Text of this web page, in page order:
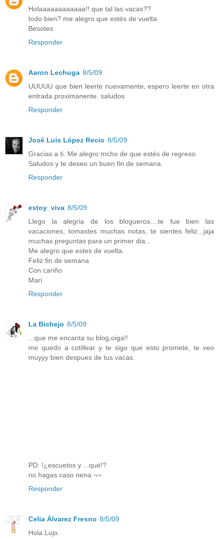
Holaaaaaaaaaaaa!! que tal las vacas??
todo bien? me alegro que estés de vuelta.
Besotes
Responder
Aaron Lechuga 8/5/09
UUUUU que bien leerte nuevamente, espero leerte en otra
entrada proximanente. saludos
Responder
José Luis López Recio 8/5/09
Gracias a ti. Me alegro mcho de que estés de regreso.
Saludos y te deseo un buen fin de semana.
Responder
estoy_viva 8/5/09
Llego la alegria de los blogueros....te fue bien las
vacaciones, tomastes muchas notas, te sientes feliz...jaja
muchas preguntas para un primer dia...
Me alegro que estes de vuelta.
Feliz fin de semana
Con cariño
Mari
Responder
La Bichejo 8/5/09
...que me encanta su blog,oiga!!
me quedo a cotillear y te sigo que esto promete, te veo
muyyy bien despues de tus vacas.
PD: !¿escuetos y ...qué!?
no hagas caso nena ¬¬
Responder
Celia Álvarez Fresno 8/5/09
Hola Lujo.